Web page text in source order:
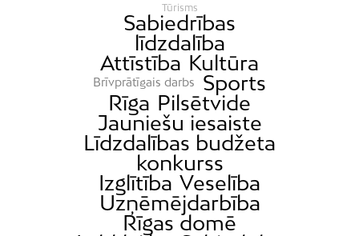
Tūrisms
Sabiedrības
līdzdalība
Attīstība Kultūra
Brīvprātīgais darbs
Sports
Rīga Pilsētvide
Jauniešu iesaiste
Līdzdalības budžeta
konkurss
Izglītība Veselība
Uzņēmējdarbība
Rīgas domē